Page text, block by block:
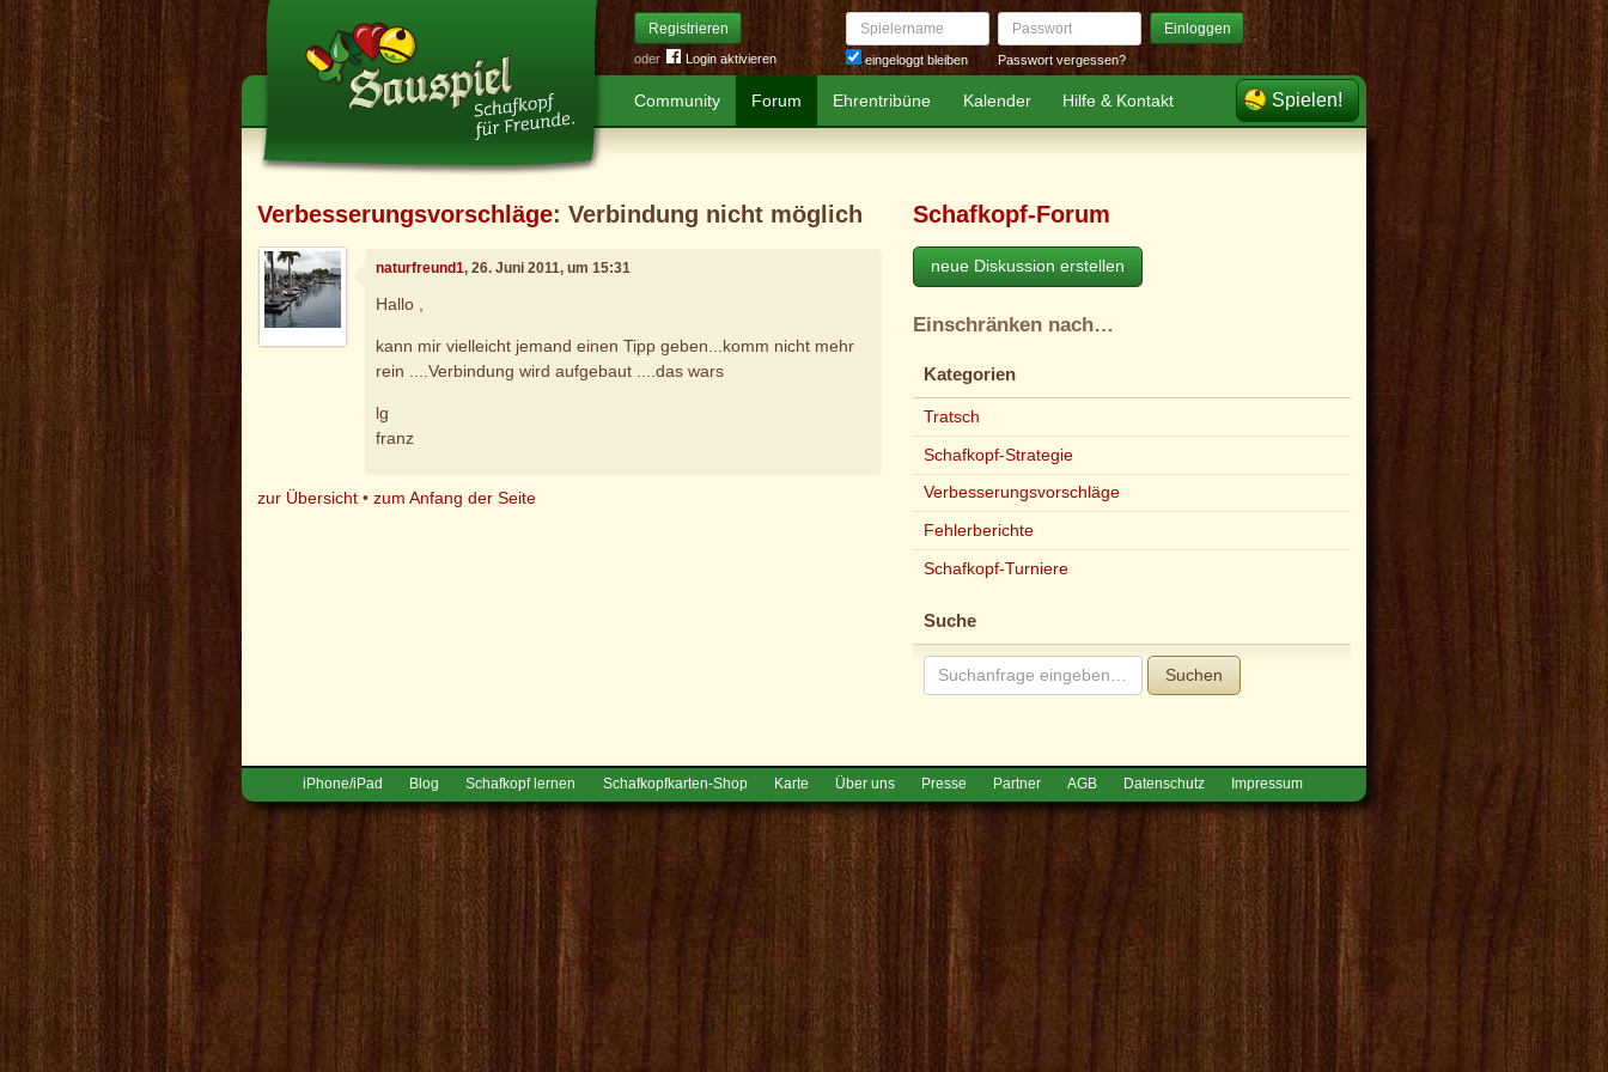
Registrieren
oder Login aktivieren
Spielername
eingeloggt bleiben
Passwort Einloggen
Passwort vergessen?
Community Forum Ehrentribüne Kalender Hilfe & Kontakt Spielen!
Verbesserungsvorschläge: Verbindung nicht möglich
naturfreund1, 26. Juni 2011, um 15:31
Hallo ,
kann mir vielleicht jemand einen Tipp geben...komm nicht mehr
rein ....Verbindung wird aufgebaut ....das wars
lg
franz
zur Übersicht •zum Anfang der Seite
Schafkopf-Forum
neue Diskussion erstellen
Einschränken nach…
Kategorien
Tratsch
Schafkopf-Strategie
Verbesserungsvorschläge
Fehlerberichte
Schafkopf-Turniere
Suche
Suchen
iPhone/iPad Blog Schafkopf lernen Schafkopfkarten-Shop Karte Über uns Presse Partner AGB Datenschutz Impressum